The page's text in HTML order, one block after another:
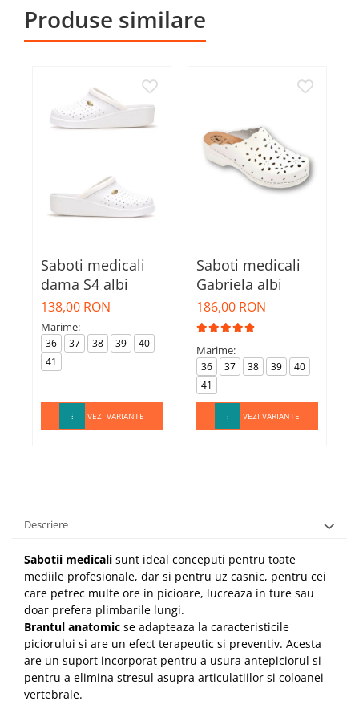
Produse similare
Saboti medicali
dama S4 albi
138,00 RON
Marime:
36 37 38 39
40
41
VEZI VARIANTE
Saboti medicali
Gabriela albi
186,00 RON
Marime:
36 37 38 39
40
41
VEZI VARIANTE
Descriere
Sabotii medicali sunt ideal conceputi pentru toate
mediile profesionale, dar si pentru uz casnic, pentru cei
care petrec multe ore in picioare, lucreaza in ture sau
doar prefera plimbarile lungi.
Brantul anatomic se adapteaza la caracteristicile
piciorului si are un efect terapeutic si preventiv. Acesta
are un suport incorporat pentru a usura antepiciorul si
pentru a elimina stresul asupra articulatiilor si coloanei
vertebrale.